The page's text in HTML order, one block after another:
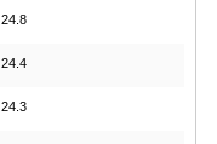
24.8
24.4
24.3